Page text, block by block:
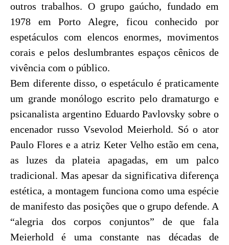
outros trabalhos. O grupo gaúcho, fundado em
1978 em Porto Alegre, ficou conhecido por
espetáculos com elencos enormes, movimentos
corais e pelos deslumbrantes espaços cênicos de
vivência com o público.
Bem diferente disso, o espetáculo é praticamente
um grande monólogo escrito pelo dramaturgo e
psicanalista argentino Eduardo Pavlovsky sobre o
encenador russo Vsevolod Meierhold. Só o ator
Paulo Flores e a atriz Keter Velho estão em cena,
as luzes da plateia apagadas, em um palco
tradicional. Mas apesar da significativa diferença
estética, a montagem funciona como uma espécie
de manifesto das posições que o grupo defende. A
“alegria dos corpos conjuntos” de que fala
Meierhold é uma constante nas décadas de